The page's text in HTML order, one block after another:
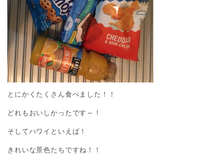
とにかくたくさん食べました！！
どれもおいしかったです～！
そしてハワイといえば！
きれいな景色たちですね！！